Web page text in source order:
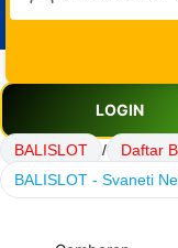
LOGIN
BALISLOT / Daftar
BALISLOT - Svaneti